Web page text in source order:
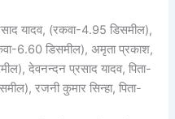
यादव, (रकवा-4.95 डिसमील),
6.60 डिसमील), अमृता प्रकाश,
देवनन्दन प्रसाद यादव, पिता-
रजनी कुमार सिन्हा, पिता-